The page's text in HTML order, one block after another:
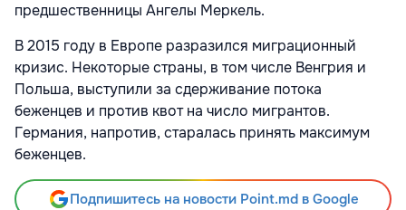
предшественницы Ангелы Меркель.
В 2015 году в Европе разразился миграционный
кризис. Некоторые страны, в том числе Венгрия и
Польша, выступили за сдерживание потока
беженцев и против квот на число мигрантов.
Германия, напротив, старалась принять максимум
беженцев.
Подпишитесь на новости Point.md в Google